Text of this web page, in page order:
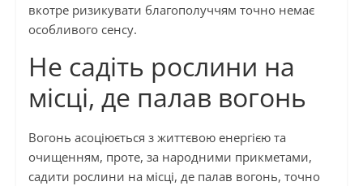
вкотре ризикувати благополуччям точно немає
особливого сенсу.
Не садіть рослини на
місці, де палав вогонь
Вогонь асоціюється з життєвою енергією та
очищенням, проте, за народними прикметами,
садити рослини на місці, де палав вогонь, точно